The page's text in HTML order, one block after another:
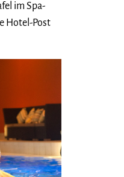
im Spa-
Hotel-Post